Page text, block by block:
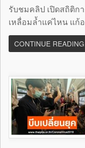
รับชมคลิป เปิดสถิติก
เหลื่อมล้ำแค่ไหน แก้อ
CONTINUE READING